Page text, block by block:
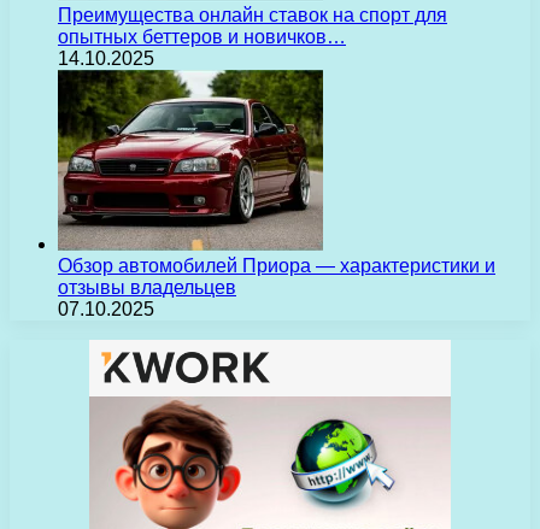
Преимущества онлайн ставок на спорт для
опытных беттеров и новичков…
14.10.2025
Обзор автомобилей Приора — характеристики и
отзывы владельцев
07.10.2025